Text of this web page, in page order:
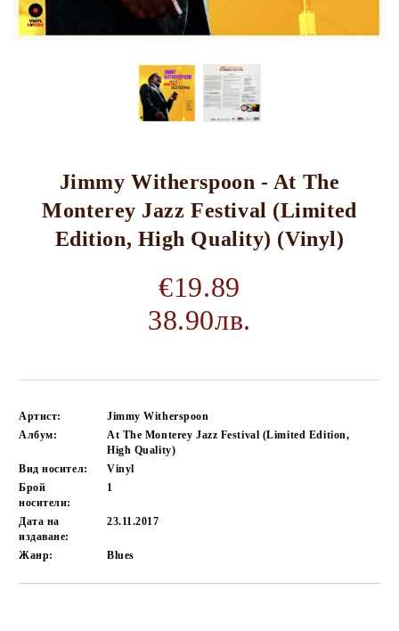
Jimmy Witherspoon - At The
Monterey Jazz Festival (Limited
Edition, High Quality) (Vinyl)
€19.89
38.90лв.
Артист:
Jimmy Witherspoon
Албум:
At The Monterey Jazz Festival (Limited Edition,
High Quality)
Вид носител:
Vinyl
Брой
носители:
1
Дата на
издаване:
23.11.2017
Жанр: Blues